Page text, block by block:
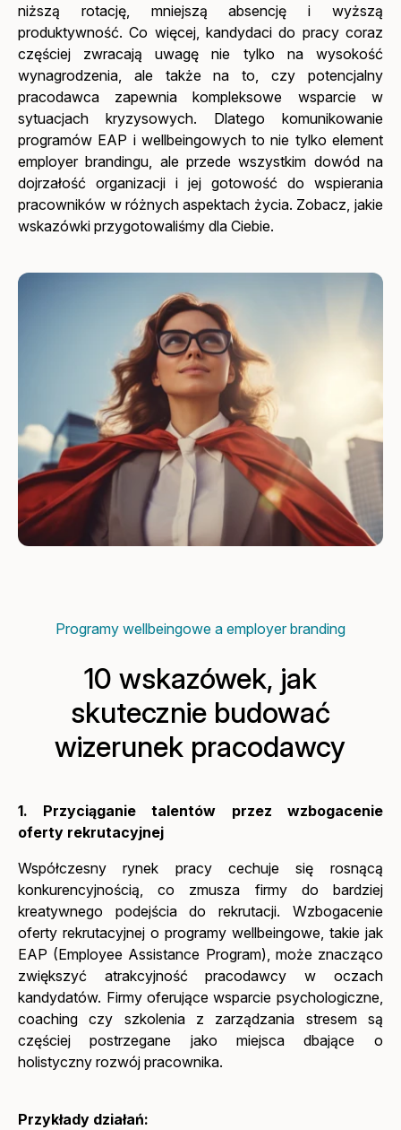
niższą rotację, mniejszą absencję i wyższą
produktywność. Co więcej, kandydaci do pracy coraz
częściej zwracają uwagę nie tylko na wysokość
wynagrodzenia, ale także na to, czy potencjalny
pracodawca zapewnia kompleksowe wsparcie w
sytuacjach kryzysowych. Dlatego komunikowanie
programów EAP i wellbeingowych to nie tylko element
employer brandingu, ale przede wszystkim dowód na
dojrzałość organizacji i jej gotowość do wspierania
pracowników w różnych aspektach życia. Zobacz, jakie
wskazówki przygotowaliśmy dla Ciebie.
Programy wellbeingowe a employer branding
10 wskazówek, jak
skutecznie budować
wizerunek pracodawcy
1. Przyciąganie talentów przez wzbogacenie
oferty rekrutacyjnej
Współczesny rynek pracy cechuje się rosnącą
konkurencyjnością, co zmusza firmy do bardziej
kreatywnego podejścia do rekrutacji. Wzbogacenie
oferty rekrutacyjnej o programy wellbeingowe, takie jak
EAP (Employee Assistance Program), może znacząco
zwiększyć atrakcyjność pracodawcy w oczach
kandydatów. Firmy oferujące wsparcie psychologiczne,
coaching czy szkolenia z zarządzania stresem są
częściej postrzegane jako miejsca dbające o
holistyczny rozwój pracownika.
Przykłady działań: